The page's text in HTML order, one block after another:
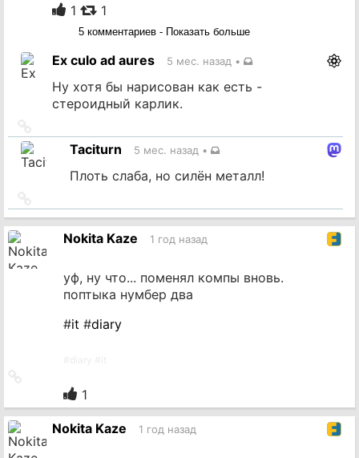
источник
1 1
5 комментариев - Показать больше
Ex culo ad aures 5 мес. назад •
Ну хотя бы нарисован как есть -
стероидный карлик.
на
источникTaciturn 5 мес. назад •
Плоть слаба, но силён металл!
на
источник
Nokita Kaze 1 год назад
уф, ну что... поменял компы вновь.
поптыка нумбер два
#it #diary
источник
1
Nokita Kaze 1 год назад